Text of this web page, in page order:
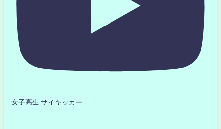
女子高生 サイキッカー